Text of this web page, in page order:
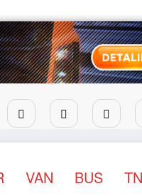
VAN BUS
a depus la Tribunalul
STIRI